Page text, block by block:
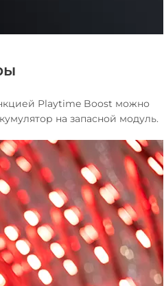
Playtime Boost можно
на запасной модуль.